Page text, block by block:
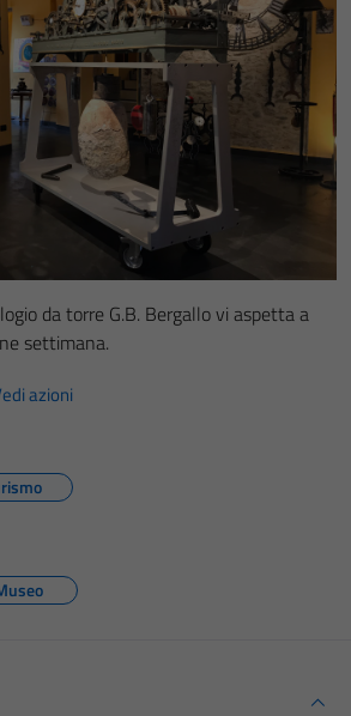
da torre G.B. Bergallo vi aspetta a
settimana.
azioni